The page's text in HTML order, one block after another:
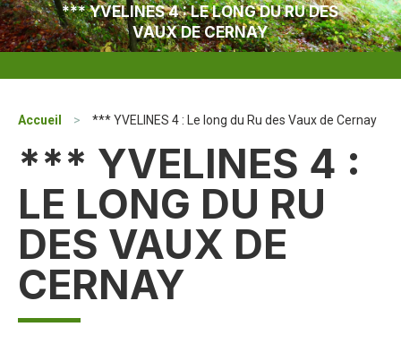
*** YVELINES 4 : LE LONG DU RU DES
VAUX DE CERNAY
Accueil > *** YVELINES 4 : Le long du Ru des Vaux de Cernay
*** YVELINES 4 :
LE LONG DU RU
DES VAUX DE
CERNAY